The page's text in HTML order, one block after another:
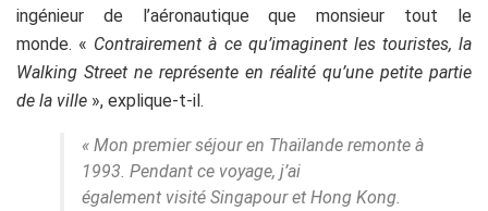
ingénieur de l’aéronautique que monsieur tout le
monde. « Contrairement à ce qu’imaginent les touristes, la
Walking Street ne représente en réalité qu’une petite partie
de la ville », explique-t-il.
« Mon premier séjour en Thaïlande remonte à
1993. Pendant ce voyage, j’ai
également visité Singapour et Hong Kong.